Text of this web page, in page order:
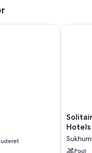
poolparasoller
som premium-
bærbar computer samt
Solitaire
11
Hotels
Pool
Solitaire